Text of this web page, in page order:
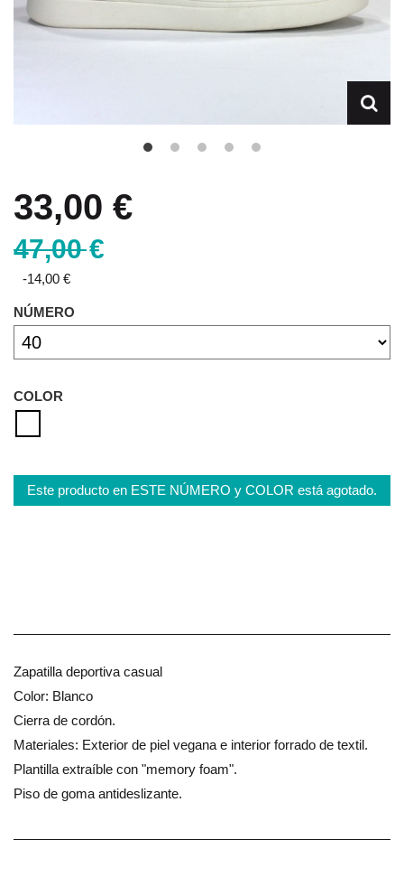
33,00 €
47,00 €
-14,00 €
NÚMERO
COLOR
Este producto en ESTE NÚMERO y COLOR está agotado.
Zapatilla deportiva casual
Color: Blanco
Cierra de cordón.
Materiales: Exterior de piel vegana e interior forrado de textil.
Plantilla extraíble con "memory foam".
Piso de goma antideslizante.